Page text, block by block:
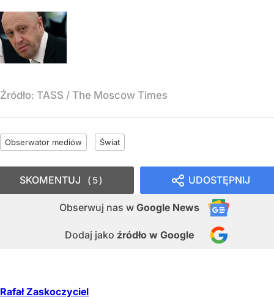
Źródło: TASS / The Moscow Times
Obserwator mediów Świat
UDOSTĘPNIJ
Obserwuj nas w Google News
Dodaj jako źródło w Google
SKOMENTUJ 5
Rafał Zaskoczyciel